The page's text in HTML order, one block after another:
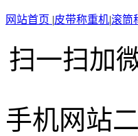
网站首页 |皮带称重机|滚筒
扫一扫加
手机网站